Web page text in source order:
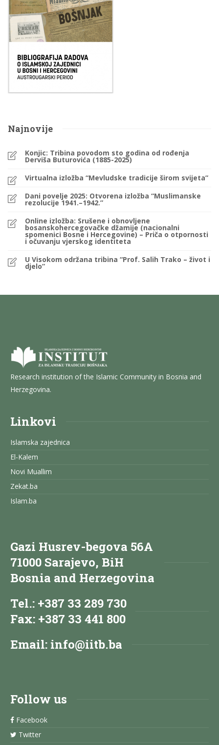
Najnovije
Konjic: Tribina povodom sto godina od rođenja
Derviša Buturovića (1885-2025)
Virtualna izložba “Mevludske tradicije širom svijeta”
Dani povelje 2025: Otvorena izložba “Muslimanske
rezolucije 1941.–1942.”
Online izložba: Srušene i obnovljene
bosanskohercegovačke džamije (nacionalni
spomenici Bosne i Hercegovine) – Priča o otpornosti
i očuvanju vjerskog identiteta
U Visokom održana tribina “Prof. Salih Trako – život i
djelo”
Research institution of the Islamic Community in Bosnia and
Herzegovina.
Linkovi
Islamska zajednica
El-Kalem
Novi Muallim
Zekat.ba
Islam.ba
Gazi Husrev-begova 56A
71000 Sarajevo, BiH
Bosnia and Herzegovina
Tel.: +387 33 289 730
Fax: +387 33 441 800
Email: info@iitb.ba
Follow us
Facebook
Twitter